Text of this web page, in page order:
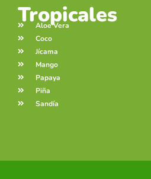
Tropicales
Aloe Vera
Coco
Jícama
Mango
Papaya
Piña
Sandía